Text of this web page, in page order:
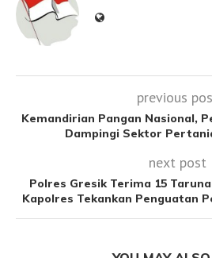
previous
Kemandirian Pangan Nasional,
Dampingi Sektor
next post
Polres Gresik Terima 15
Kapolres Tekankan Penguatan